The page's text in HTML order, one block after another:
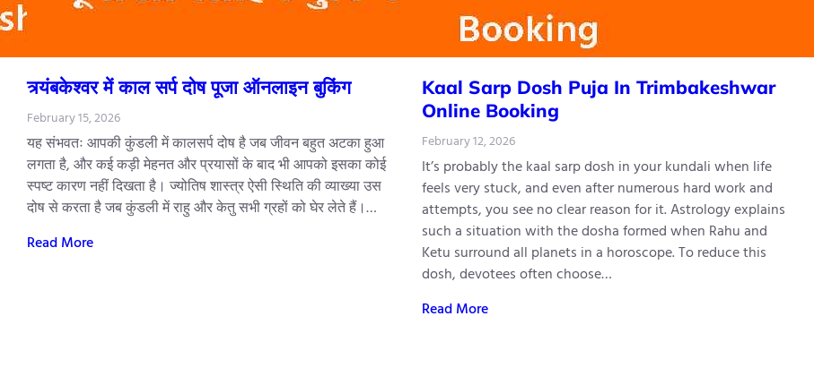
त्र्यंबकेश्वर में काल सर्प दोष पूजा ऑनलाइन बुकिंग
February 15, 2026
यह संभवतः आपकी कुंडली में कालसर्प दोष है जब जीवन बहुत अटका हुआ
लगता है, और कई कड़ी मेहनत और प्रयासों के बाद भी आपको इसका कोई
स्पष्ट कारण नहीं दिखता है। ज्योतिष शास्त्र ऐसी स्थिति की व्याख्या उस
दोष से करता है जब कुंडली में राहु और केतु सभी ग्रहों को घेर लेते हैं।…
Read More
Kaal Sarp Dosh Puja In Trimbakeshwar
Online Booking
February 12, 2026
It’s probably the kaal sarp dosh in your kundali when life
feels very stuck, and even after numerous hard work and
attempts, you see no clear reason for it. Astrology explains
such a situation with the dosha formed when Rahu and
Ketu surround all planets in a horoscope. To reduce this
dosh, devotees often choose…
Read More